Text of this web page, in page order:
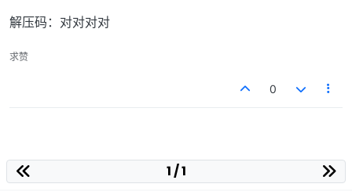
解压码：对对对对
求赞
0
1 / 1